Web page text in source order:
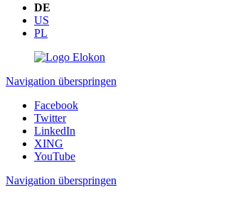
DE
US
PL
Navigation überspringen
Facebook
Twitter
LinkedIn
XING
YouTube
Navigation überspringen